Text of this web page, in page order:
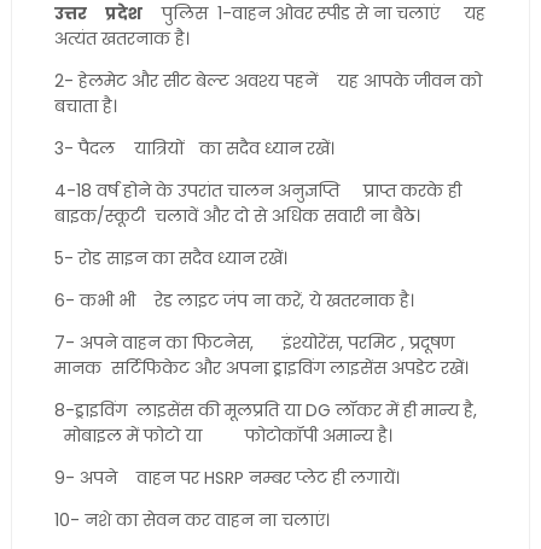
उत्तर प्रदेशपुलिस 1-वाहन ओवर स्पीड से ना चलाएं यह
अत्यंत खतरनाक है।
2- हेलमेट और सीट बेल्ट अवश्य पहनें यह आपके जीवन को
बचाता है।
3- पैदल यात्रियों का सदैव ध्यान रखें।
4-18 वर्ष होने के उपरांत चालन अनुज्ञप्ति प्राप्त करके ही
बाइक/स्कूटी चलावें और दो से अधिक सवारी ना बैठे।
5- रोड साइन का सदैव ध्यान रखें।
6- कभी भी रेड लाइट जंप ना करें, ये खतरनाक है।
7- अपने वाहन का फिटनेस, इंश्योरेंस, परमिट , प्रदूषण
मानक सर्टिफिकेट और अपना ड्राइविंग लाइसेंस अपडेट रखें।
8-ड्राइविंग लाइसेंस की मूलप्रति या DG लॉकर में ही मान्य है,
मोबाइल में फोटो या फोटोकॉपी अमान्य है।
9- अपने वाहन पर HSRP नम्बर प्लेट ही लगायें।
10- नशे का सेवन कर वाहन ना चलाएं।